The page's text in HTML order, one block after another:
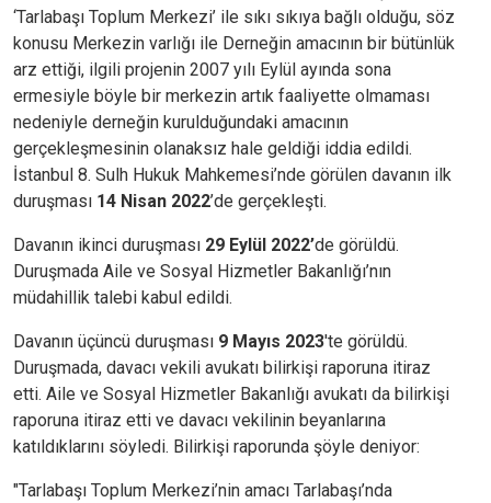
‘Tarlabaşı Toplum Merkezi’ ile sıkı sıkıya bağlı olduğu, söz
konusu Merkezin varlığı ile Derneğin amacının bir bütünlük
arz ettiği, ilgili projenin 2007 yılı Eylül ayında sona
ermesiyle böyle bir merkezin artık faaliyette olmaması
nedeniyle derneğin kurulduğundaki amacının
gerçekleşmesinin olanaksız hale geldiği iddia edildi.
İstanbul 8. Sulh Hukuk Mahkemesi’nde görülen davanın ilk
duruşması 14 Nisan 2022’de gerçekleşti.
Davanın ikinci duruşması 29 Eylül 2022’de görüldü.
Duruşmada Aile ve Sosyal Hizmetler Bakanlığı’nın
müdahillik talebi kabul edildi.
Davanın üçüncü duruşması 9 Mayıs 2023'te görüldü.
Duruşmada, davacı vekili avukatı bilirkişi raporuna itiraz
etti. Aile ve Sosyal Hizmetler Bakanlığı avukatı da bilirkişi
raporuna itiraz etti ve davacı vekilinin beyanlarına
katıldıklarını söyledi. Bilirkişi raporunda şöyle deniyor:
"Tarlabaşı Toplum Merkezi’nin amacı Tarlabaşı’nda